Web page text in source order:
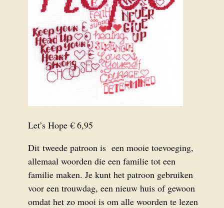
Let’s Hope € 6,95
Dit tweede patroon is een mooie toevoeging,
allemaal woorden die een familie tot een
familie maken. Je kunt het patroon gebruiken
voor een trouwdag, een nieuw huis of gewoon
omdat het zo mooi is om alle woorden te lezen